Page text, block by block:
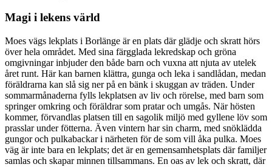
Magi i lekens värld
Moes vägs lekplats i Borlänge är en plats där glädje och skratt hörs
över hela området. Med sina färgglada lekredskap och gröna
omgivningar inbjuder den både barn och vuxna att njuta av utelek
året runt. Här kan barnen klättra, gunga och leka i sandlådan, medan
föräldrarna kan slå sig ner på en bänk i skuggan av träden. Under
sommarmånaderna fylls lekplatsen av liv och rörelse, med barn som
springer omkring och föräldrar som pratar och umgås. När hösten
kommer, förvandlas platsen till en sagolik miljö med gyllene löv som
prasslar under fötterna. Även vintern har sin charm, med snöklädda
gungor och pulkabackar i närheten för de som vill åka pulka. Moes
väg är inte bara en lekplats; det är en gemensamhetsplats där familjer
samlas och skapar minnen tillsammans. En oas av lek och skratt, där